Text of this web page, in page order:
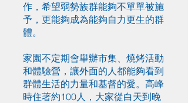
作，希望弱勢族群能夠不單單被施
予，更能夠成為能夠自力更生的群
體。
家園不定期會舉辦市集、燒烤活動
和體驗營，讓外面的人都能夠看到
群體生活的力量和基督的愛。高峰
時住著約100人，大家從白天到晚